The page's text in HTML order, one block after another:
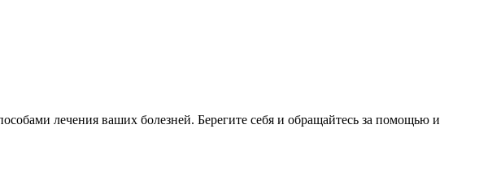
лечения ваших болезней. Берегите себя и обращайтесь за помощью и